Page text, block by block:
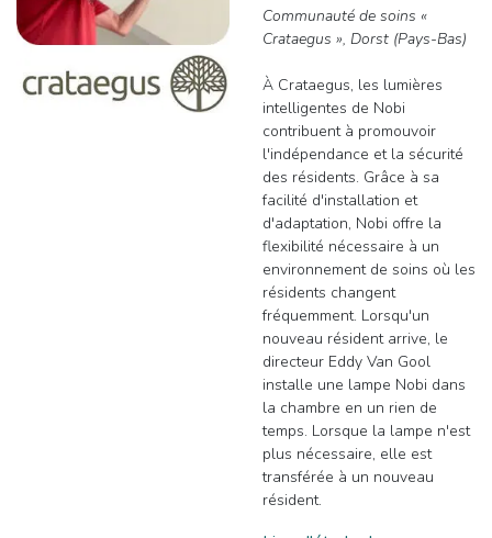
Communauté de soins «
Crataegus », Dorst (Pays-Bas)
À Crataegus, les lumières
intelligentes de Nobi
contribuent à promouvoir
l'indépendance et la sécurité
des résidents. Grâce à sa
facilité d'installation et
d'adaptation, Nobi offre la
flexibilité nécessaire à un
environnement de soins où les
résidents changent
fréquemment. Lorsqu'un
nouveau résident arrive, le
directeur Eddy Van Gool
installe une lampe Nobi dans
la chambre en un rien de
temps. Lorsque la lampe n'est
plus nécessaire, elle est
transférée à un nouveau
résident.